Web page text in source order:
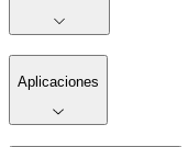
Aplicaciones